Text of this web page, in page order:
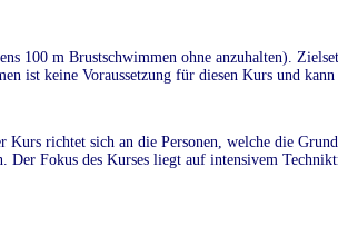
100 m Brustschwimmen ohne anzuhalten).
ist keine Voraussetzung für diesen Kurs und
richtet sich an die Personen, welche die
Der Fokus des Kurses liegt auf intensivem